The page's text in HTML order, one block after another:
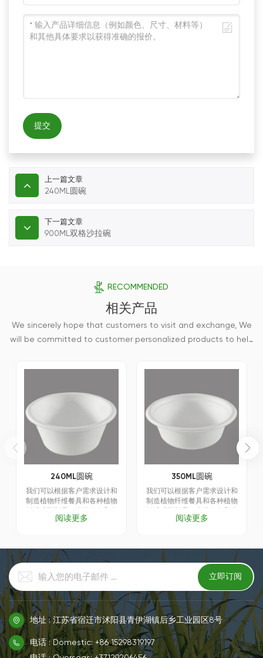
提交
上一篇文章
240ML圆碗
下一篇文章
900ML双格沙拉碗
RECOMMENDED
相关产品
We sincerely hope that customers to visit and exchange, We
will be committed to customer personalized products to help
240ML圆碗
我们可以根据客户需求设计和
制造植物纤维餐具和各种植物
色定制服务。
阅读更多
350ML圆碗
我们可以根据客户需求设计和
制造植物纤维餐具和各种植物
色定制服务。
阅读更多
地址 : 江苏省宿迁市沭阳县青伊湖镇后乡工业园区8号
电话 : Domestic: +86 15298319197